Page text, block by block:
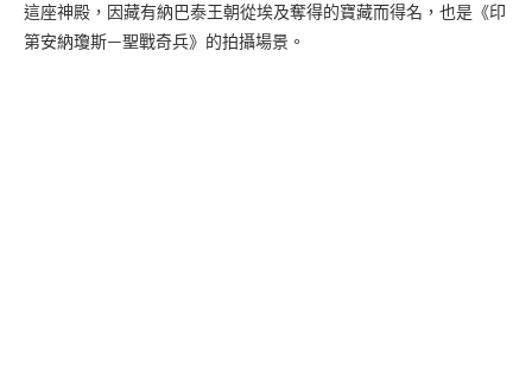
這座神殿，因藏有納巴泰王朝從埃及奪得的寶藏而得名，也是《印
第安納瓊斯—聖戰奇兵》的拍攝場景。